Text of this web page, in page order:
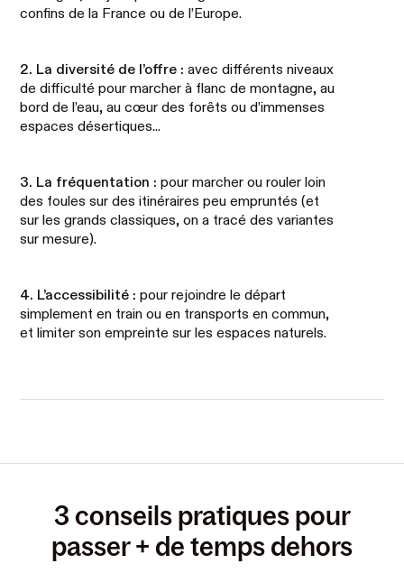
confins de la France ou de l’Europe.
2. La diversité de l’offre : avec différents niveaux
de difficulté pour marcher à flanc de montagne, au
bord de l’eau, au cœur des forêts ou d’immenses
espaces désertiques...
3. La fréquentation : pour marcher ou rouler loin
des foules sur des itinéraires peu empruntés (et
sur les grands classiques, on a tracé des variantes
sur mesure).
4. L’accessibilité : pour rejoindre le départ
simplement en train ou en transports en commun,
et limiter son empreinte sur les espaces naturels.
3 conseils pratiques pour
passer + de temps dehors